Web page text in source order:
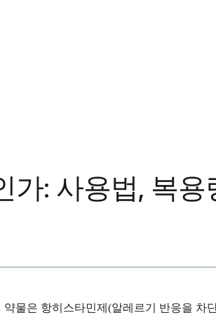
: 사용법, 복용
물은 항히스타민제(알레르기 반응을 차